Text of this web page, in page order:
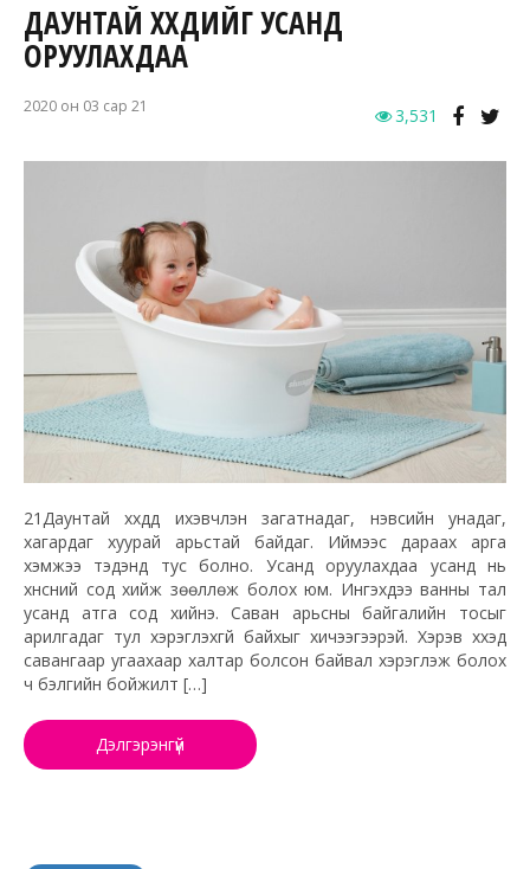
ДАУНТАЙ ХҮҮХДИЙГ УСАНД
ОРУУЛАХДАА
2020 он 03 сар 21 3,531
21Даунтай хүүхдүүд ихэвчлэн загатнадаг, нэвсийн унадаг,
хагардаг хуурай арьстай байдаг. Иймээс дараах арга
хэмжээ тэдэнд тус болно. Усанд оруулахдаа усанд нь
хүнсний сод хийж зөөллөж болох юм. Ингэхдээ ванны тал
усанд атга сод хийнэ. Саван арьсны байгалийн тосыг
арилгадаг тул хэрэглэхгүй байхыг хичээгээрэй. Хэрэв хүүхэд
савангаар угаахаар халтар болсон байвал хэрэглэж болох
ч бэлгийн бойжилт […]
Дэлгэрэнгүй